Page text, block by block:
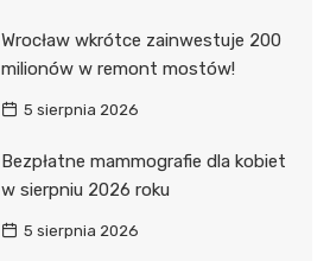
Wrocław wkrótce zainwestuje 200
milionów w remont mostów!
5 sierpnia 2026
Bezpłatne mammografie dla kobiet
w sierpniu 2026 roku
5 sierpnia 2026